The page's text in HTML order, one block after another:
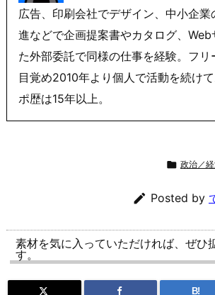
広告、印刷会社でデザイン、中小企業
進などで企画提案書やカタログ、Web
た外部委託で同様の仕事を経験。フリ
目覚め2010年より個人で活動を続け
ポ歴は15年以上。
 政治／
 Posted by
素材を気に入っていただければ、ぜひ
す。
B!